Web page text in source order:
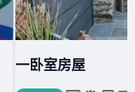
一卧室房屋